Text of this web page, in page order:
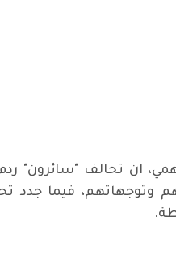
ان تحالف "سائرون"
وتوجهاتهم، فيما جدد